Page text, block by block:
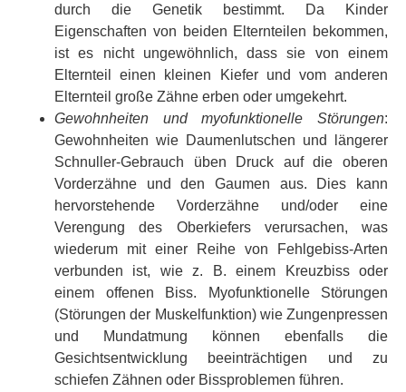
durch die Genetik bestimmt. Da Kinder
Eigenschaften von beiden Elternteilen bekommen,
ist es nicht ungewöhnlich, dass sie von einem
Elternteil einen kleinen Kiefer und vom anderen
Elternteil große Zähne erben oder umgekehrt.
Gewohnheiten und myofunktionelle Störungen:
Gewohnheiten wie Daumenlutschen und längerer
Schnuller-Gebrauch üben Druck auf die oberen
Vorderzähne und den Gaumen aus. Dies kann
hervorstehende Vorderzähne und/oder eine
Verengung des Oberkiefers verursachen, was
wiederum mit einer Reihe von Fehlgebiss-Arten
verbunden ist, wie z. B. einem Kreuzbiss oder
einem offenen Biss. Myofunktionelle Störungen
(Störungen der Muskelfunktion) wie Zungenpressen
und Mundatmung können ebenfalls die
Gesichtsentwicklung beeinträchtigen und zu
schiefen Zähnen oder Bissproblemen führen.